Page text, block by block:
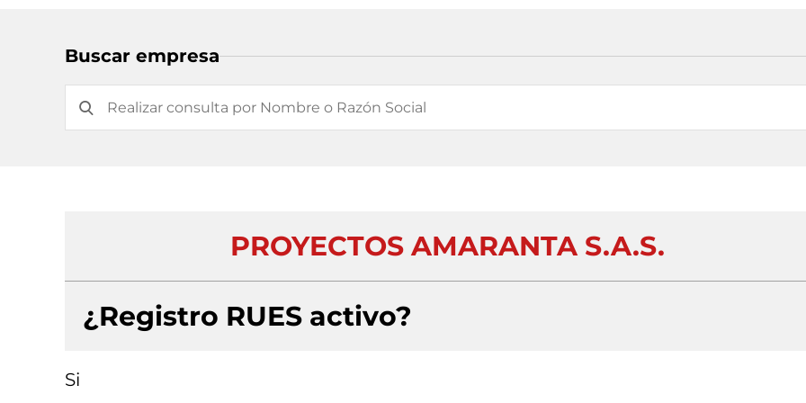
Buscar empresa
PROYECTOS AMARANTA S.A.S.
¿Registro RUES activo?
Si